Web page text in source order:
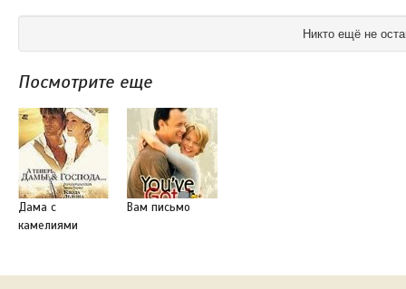
Никто ещё не
Посмотрите еще
Дама с
камелиями
Вам письмо